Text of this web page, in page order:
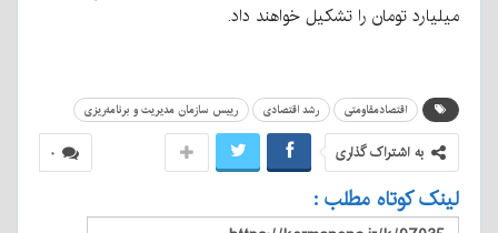
میلیارد تومان را تشکیل خواهند داد.
اقتصادمقاومتی رشد اقتصادی رییس سازمان مدیریت و برنامه‌ریزی
۰ به اشتراک گذاری
لینک کوتاه مطلب :